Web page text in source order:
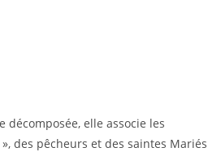
décomposée, elle associe les
des pêcheurs et des saintes Mariés